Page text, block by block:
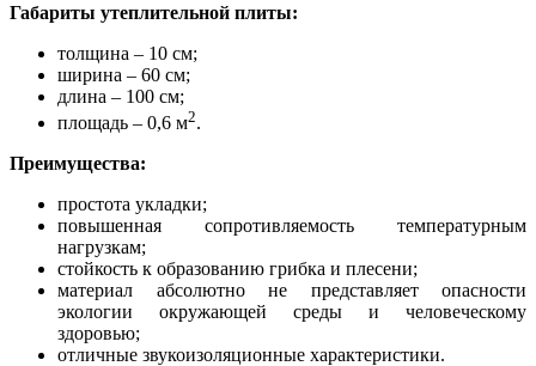
Габариты утеплительной плиты:
толщина – 10 см;
ширина – 60 см;
длина – 100 см;
площадь – 0,6 м2.
Преимущества:
простота укладки;
повышенная сопротивляемость температурным
нагрузкам;
стойкость к образованию грибка и плесени;
материал абсолютно не представляет опасности
экологии окружающей среды и человеческому
здоровью;
отличные звукоизоляционные характеристики.